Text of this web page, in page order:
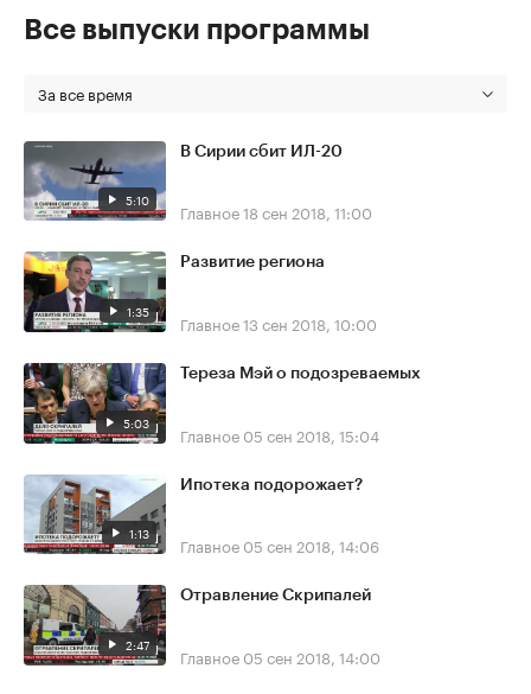
Все выпуски программы
За все время
5:10
В Сирии сбит ИЛ-20
Главное18 сен 2018, 11:00
1:35
Развитие региона
Главное13 сен 2018, 10:00
5:03
Тереза Мэй о подозреваемых
Главное 05 сен 2018, 15:04
1:13
Ипотека подорожает?
Главное 05 сен 2018, 14:06
2:47
Отравление Скрипалей
Главное 05 сен 2018, 14:00